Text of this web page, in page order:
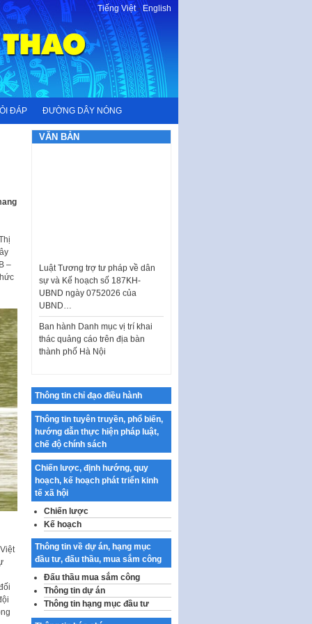
Tiếng Việt-English
ĐÁP ĐƯỜNG DÂY NÓNG
–
VĂN BẢN
sự và Kế hoạch số 187KH-
UBND ngày 0752026 của
UBND…
Ban hành Danh mục vị trí khai
thác quảng cáo trên địa bàn
thành phố Hà Nội
tưởng của Đảng…
Công bố công khai dự toán kinh
phí xây dựng pháp luật, hoàn
thiện thể chế, chính…
Quy định về nghiên cứu, ứng
dụng khoa học, công nghệ, đổi
mới sáng tạo và chuyển…
Quy định chi tiết và hướng dẫn
thi hành một số điều của Luật Lý
lịch tư…
Sửa đổi, bổ sung một số nội
dung tại Nghị quyết số 30/NQ-
CP ngày 24 tháng 02…
Ban hành Chương trình hành
động của Chính phủ thực hiện
Nghị quyết số 02-NQ/TW ngày
Thông tin chỉ đạo điều hành
Thông tin tuyên truyền, phổ biến,
hướng dẫn thực hiện pháp luật,
chế độ chính sách
Chiến lược, định hướng, quy
hoạch, kế hoạch phát triển kinh
tế xã hội
Chiến lược
Kế hoạch
Thông tin về dự án, hạng mục
đầu tư, đấu thầu, mua sắm công
Đấu thầu mua sắm công
Thông tin dự án
Thông tin hạng mục đầu tư